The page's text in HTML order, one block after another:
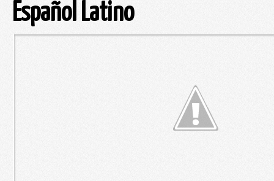
Español Latino